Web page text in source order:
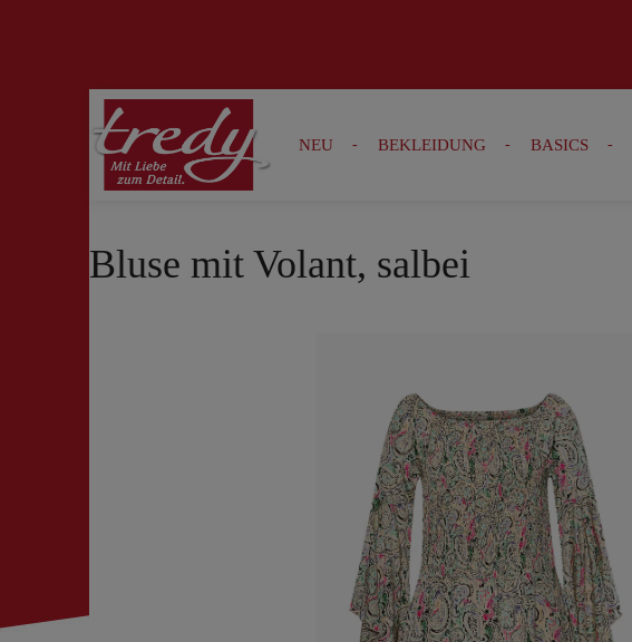
Zur Suche springen Zur Hauptnavigation springen
NEU BEKLEIDUNG BASICS
Bluse mit Volant, salbei